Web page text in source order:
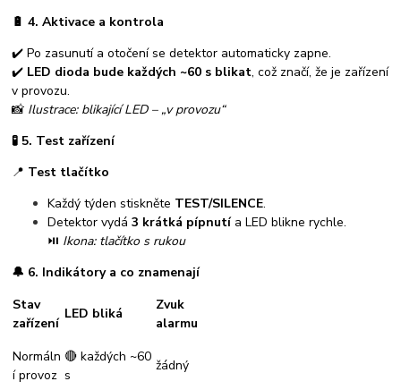
🔋 4. Aktivace a kontrola
✔️ Po zasunutí a otočení se detektor automaticky zapne.
✔️ LED dioda bude každých ~60 s blikat, což značí, že je zařízení
v provozu.
📸 Ilustrace: blikající LED – „v provozu“
🧪 5. Test zařízení
📍 Test tlačítko
Každý týden stiskněte TEST/SILENCE.
Detektor vydá3 krátká pípnutía LED blikne rychle.
⏯️ Ikona: tlačítko s rukou
🔔 6. Indikátory a co znamenají
Stav
zařízení
LED bliká
Zvuk
alarmu
Normáln
í provoz
🔴 každých ~60
s
žádný